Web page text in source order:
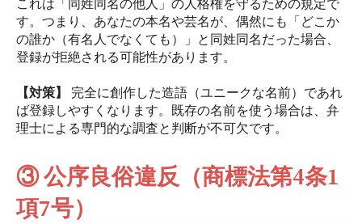
これは「同姓同名の他人」の人格権を守るための規定で
す。つまり、あなたの本名や芸名が、偶然にも「どこか
の誰か（有名人でなくても）」と同姓同名だった場合、
登録が拒絶される可能性があります。
【対策】
完全に創作した造語（ユニークな名前）であれ
ば登録しやすくなります。既存の名前を使う場合は、弁
理士による専門的な調査と判断が不可欠です。
③ 公序良俗違反（商標法第4条1
項7号）